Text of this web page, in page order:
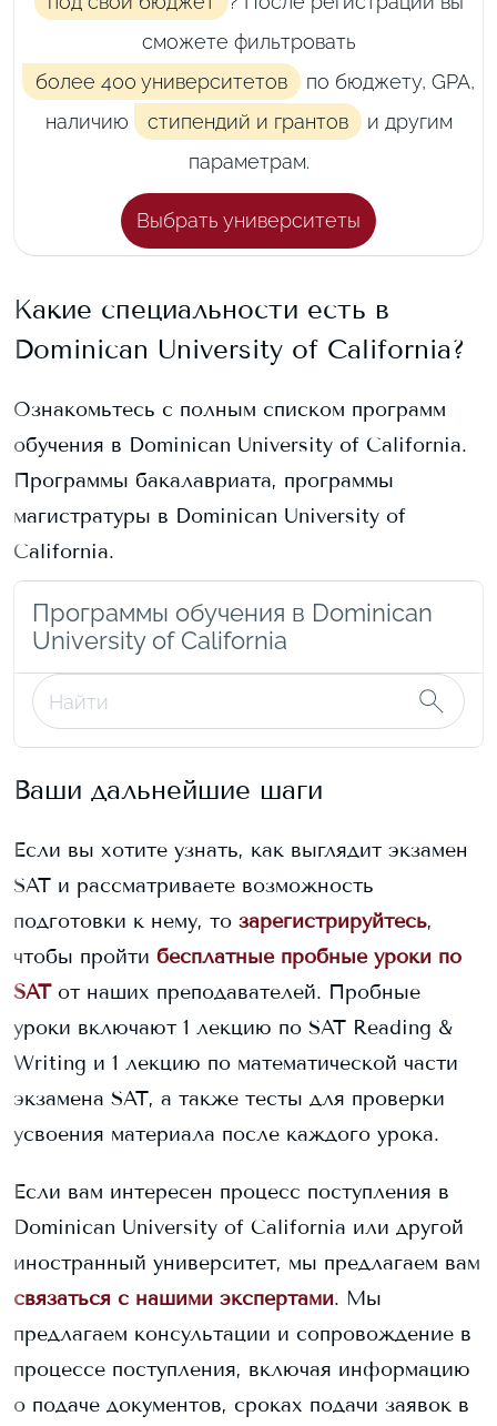
сможете фильтровать
более 400 университетов
по бюджету, GPA,
наличию
стипендий и грантов и другим
параметрам.
Выбрать университеты
Какие специальности есть в
Dominican University of California?
Ознакомьтесь с полным списком программ
обучения в Dominican University of California.
Программы бакалавриата, программы
магистратуры в Dominican University of
California.
Программы обучения в Dominican
University of California
Ваши дальнейшие шаги
Если вы хотите узнать, как выглядит экзамен
SAT и рассматриваете возможность
подготовки к нему, то зарегистрируйтесь,
чтобы пройти бесплатные пробные уроки по
SAT от наших преподавателей. Пробные
уроки включают 1 лекцию по SAT Reading &
Writing и 1 лекцию по математической части
экзамена SAT, а также тесты для проверки
усвоения материала после каждого урока.
Если вам интересен процесс поступления в
Dominican University of California или другой
иностранный университет, мы предлагаем вам
связаться с нашими экспертами. Мы
предлагаем консультации и сопровождение в
процессе поступления, включая информацию
о подаче документов, сроках подачи заявок в